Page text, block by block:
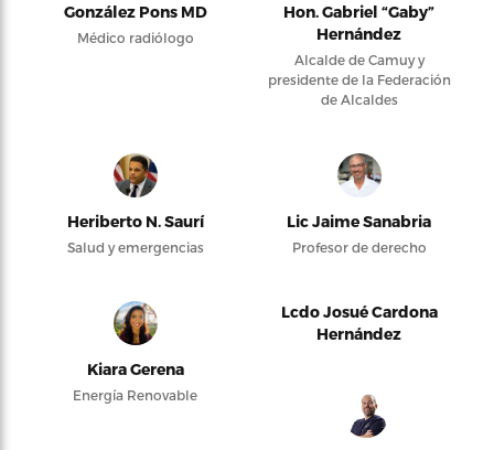
González Pons MD
Médico radiólogo
Hon. Gabriel “Gaby”
Hernández
Alcalde de Camuy y
presidente de la Federación
de Alcaldes
Heriberto N. Saurí
Salud y emergencias
Lic Jaime Sanabria
Profesor de derecho
Kiara Gerena
Energía Renovable
Lcdo Josué Cardona
Hernández